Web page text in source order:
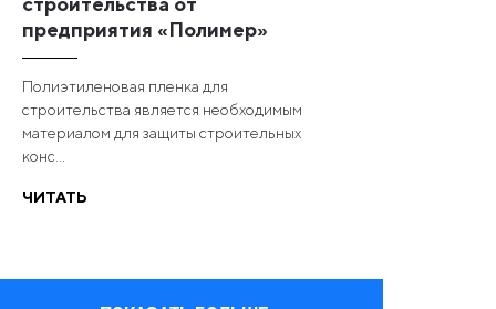
предприятия «Полимер»
Полиэтиленовая пленка для
строительства является необходимым
материалом для защиты строительных
конс...
ЧИТАТЬ